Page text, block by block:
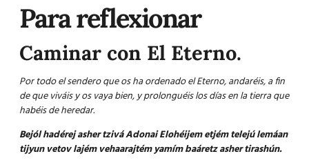
Para reflexionar
Caminar con El Eterno.
Por todo el sendero que os ha ordenado el Eterno, andaréis, a fin
de que viváis y os vaya bien, y prolonguéis los días en la tierra que
habéis de heredar.
Bejól hadérej asher tzivá Adonai Elohéijem etjém telejú lemáan
tijyun vetov lajém vehaarajtém yamím baáretz asher tirashún.